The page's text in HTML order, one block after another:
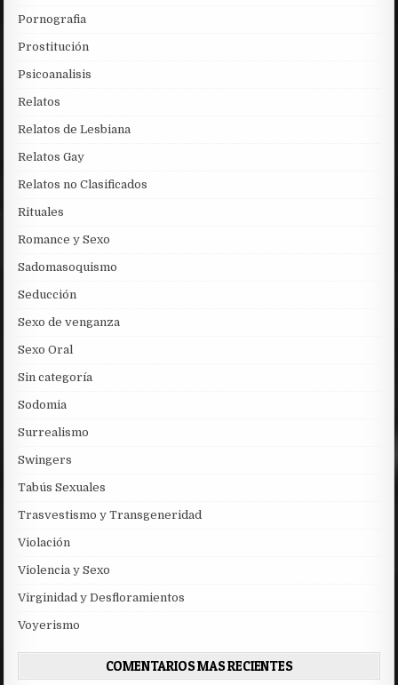
Pornografia
Prostitución
Psicoanalisis
Relatos
Relatos de Lesbiana
Relatos Gay
Relatos no Clasificados
Rituales
Romance y Sexo
Sadomasoquismo
Seducción
Sexo de venganza
Sexo Oral
Sin categoría
Sodomia
Surrealismo
Swingers
Tabús Sexuales
Trasvestismo y Transgeneridad
Violación
Violencia y Sexo
Virginidad y Desfloramientos
Voyerismo
COMENTARIOS MAS RECIENTES